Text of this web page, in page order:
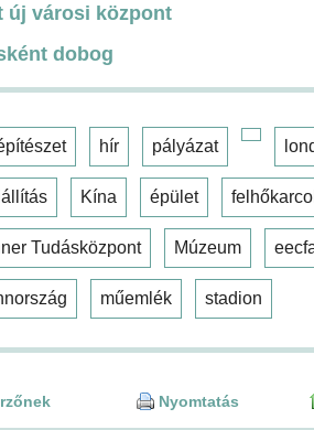
új városi központ
dobog
hír pályázat
Kína épület
Tudásközpont Múzeum
műemlék stadion
Nyomtatás